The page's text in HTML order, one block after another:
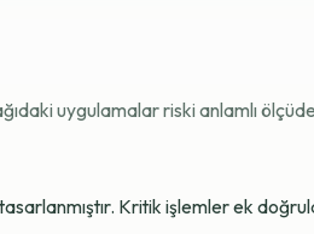
uygulamalar riski anlamlı
Kritik işlemler ek